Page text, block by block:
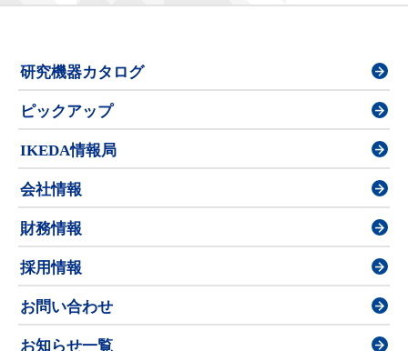
研究機器カタログ
ピックアップ
IKEDA情報局
会社情報
財務情報
採用情報
お問い合わせ
お知らせ一覧